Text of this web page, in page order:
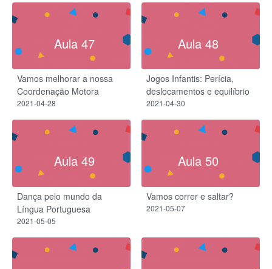
Aula 47
Vamos melhorar a nossa
Coordenação Motora
2021-04-28
Aula 48
Jogos Infantis: Perícia,
deslocamentos e equilíbrio
2021-04-30
Aula 49
Dança pelo mundo da
Língua Portuguesa
2021-05-05
Aula 50
Vamos correr e saltar?
2021-05-07